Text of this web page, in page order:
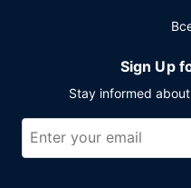
Sign Up
Stay informed